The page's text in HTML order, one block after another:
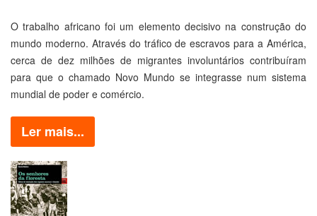
O trabalho africano foi um elemento decisivo na construção do
mundo moderno. Através do tráfico de escravos para a América,
cerca de dez milhões de migrantes involuntários contribuíram
para que o chamado Novo Mundo se integrasse num sistema
mundial de poder e comércio.
Ler mais...